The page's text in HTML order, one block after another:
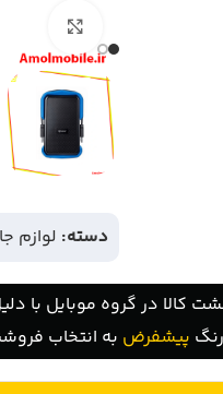
دسته: لوازم
کالا در گروه موبایل با
رنگ پیشفرض به انتخاب